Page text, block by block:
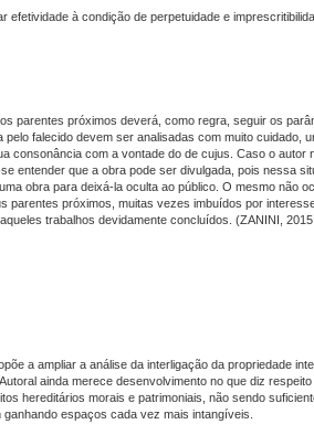
à condição de perpetuidade e
parentes próximos deverá, como regra, seguir os
falecido devem ser analisadas com muito cuidado,
consonância com a vontade do de cujus. Caso o autor
entender que a obra pode ser divulgada, pois nessa
obra para deixá-la oculta ao público. O mesmo não
parentes próximos, muitas vezes imbuídos por
trabalhos devidamente concluídos. (ZANINI,
a ampliar a análise da interligação da propriedade
ainda merece desenvolvimento no que diz
hereditários morais e patrimoniais, não sendo
espaços cada vez mais intangíveis.